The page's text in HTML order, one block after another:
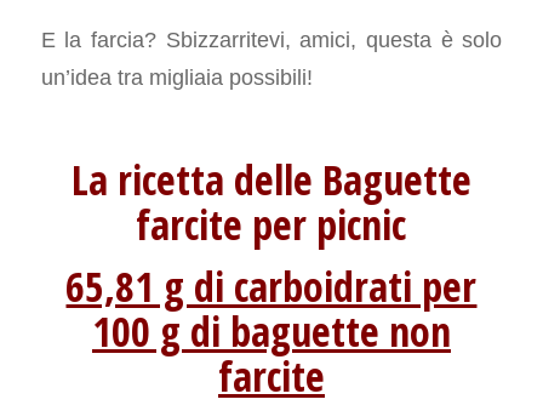
E la farcia? Sbizzarritevi, amici, questa è solo
un’idea tra migliaia possibili!
La ricetta delle Baguette
farcite per picnic
65,81 g di carboidrati per
100 g di baguette non
farcite